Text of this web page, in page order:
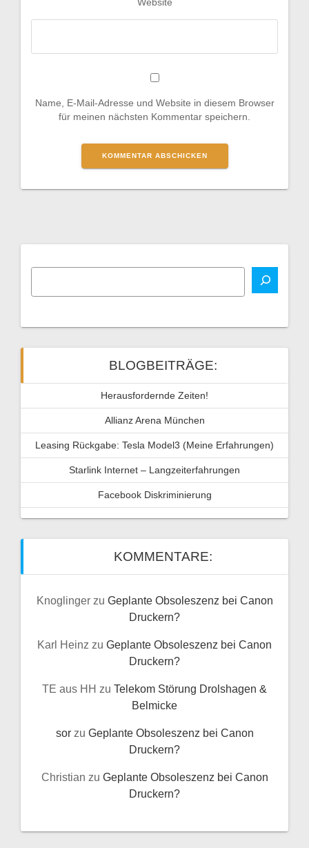
Name, E-Mail-Adresse und Website in diesem Browser
für meinen nächsten Kommentar speichern.
BLOGBEITRÄGE:
Herausfordernde Zeiten!
Allianz Arena München
Leasing Rückgabe: Tesla Model3 (Meine Erfahrungen)
Starlink Internet – Langzeiterfahrungen
Facebook Diskriminierung
KOMMENTARE:
Knoglingerzu Geplante Obsoleszenz bei Canon
Druckern?
Karl Heinz zu Geplante Obsoleszenz bei Canon
Druckern?
TE aus HH zu Telekom Störung Drolshagen &
Belmicke
sorzu Geplante Obsoleszenz bei Canon
Druckern?
Christian zu Geplante Obsoleszenz bei Canon
Druckern?